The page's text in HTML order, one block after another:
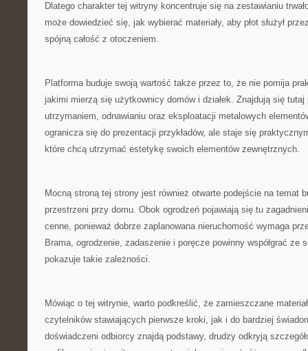
Dlatego charakter tej witryny koncentruje się na zestawianiu
może dowiedzieć się, jak wybierać materiały, aby płot służył
spójną całość z otoczeniem.
Platforma buduje swoją wartość także przez to, że nie pomija
jakimi mierzą się użytkownicy domów i działek. Znajdują się
utrzymaniem, odnawianiu oraz eksploatacji metalowych
ogranicza się do prezentacji przykładów, ale staje się
które chcą utrzymać estetykę swoich elementów zewnętrznych.
Mocną stroną tej strony jest również otwarte podejście na temat
przestrzeni przy domu. Obok ogrodzeń pojawiają się tu
cenne, ponieważ dobrze zaplanowana nieruchomość wymaga
Brama, ogrodzenie, zadaszenie i poręcze powinny współgrać ze
pokazuje takie zależności.
Mówiąc o tej witrynie, warto podkreślić, że zamieszczane
czytelników stawiających pierwsze kroki, jak i do bardziej
doświadczeni odbiorcy znajdą podstawy, drudzy odkryją